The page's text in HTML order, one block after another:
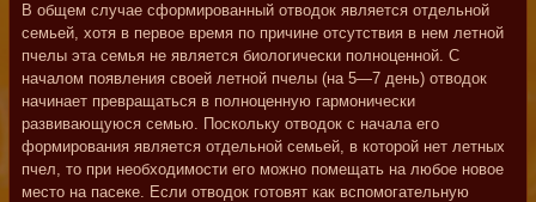
В общем случае сформированный отводок является отдельной
семьей, хотя в первое время по причине отсутствия в нем летной
пчелы эта семья не является биологически полноценной. С
началом появления своей летной пчелы (на 5—7 день) отводок
начинает превращаться в полноценную гармонически
развивающуюся семью. Поскольку отводок с начала его
формирования является отдельной семьей, в которой нет летных
пчел, то при необходимости его можно помещать на любое новое
место на пасеке. Если отводок готовят как вспомогательную